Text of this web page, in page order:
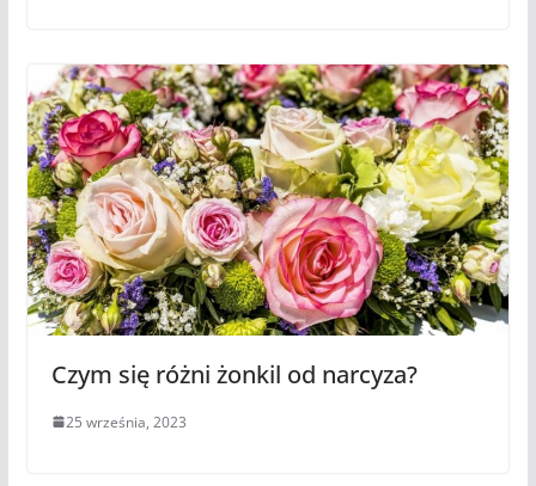
Czym się różni żonkil od narcyza?
25 września, 2023